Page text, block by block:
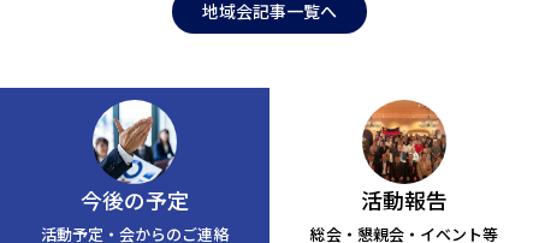
地域会記事一覧へ
今後の予定
活動予定・会からのご連絡
活動報告
総会・懇親会・イベント等